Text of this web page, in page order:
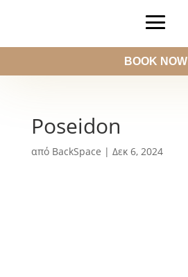
BOOK NOW
Poseidon
από BackSpace | Δεκ 6, 2024